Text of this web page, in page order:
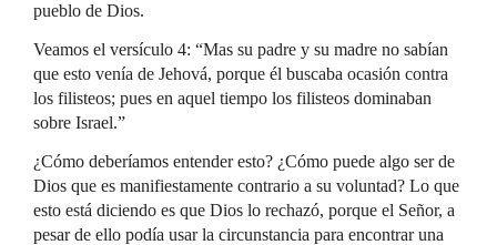
pueblo de Dios.
Veamos el versículo 4: “Mas su padre y su madre no sabían
que esto venía de Jehová, porque él buscaba ocasión contra
los filisteos; pues en aquel tiempo los filisteos dominaban
sobre Israel.”
¿Cómo deberíamos entender esto? ¿Cómo puede algo ser de
Dios que es manifiestamente contrario a su voluntad? Lo que
esto está diciendo es que Dios lo rechazó, porque el Señor, a
pesar de ello podía usar la circunstancia para encontrar una